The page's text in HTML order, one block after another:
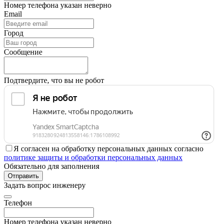
Номер телефона указан неверно
Email
Город
Сообщение
Подтвердите, что вы не робот
Я согласен на обработку персональных данных согласно
политике защиты и обработки персональных данных
Обязательно для заполнения
Отправить
Задать вопрос инженеру
Телефон
Номер телефона указан неверно